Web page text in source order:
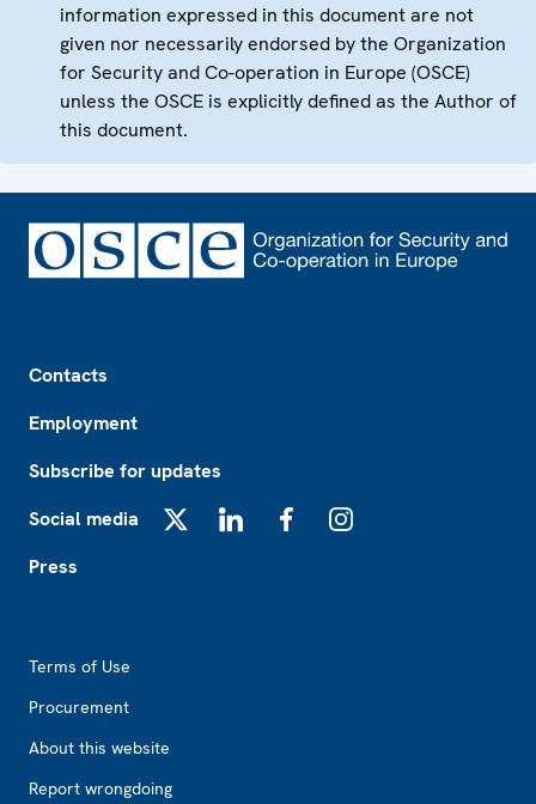
information expressed in this document are not
given nor necessarily endorsed by the Organization
for Security and Co-operation in Europe (OSCE)
unless the OSCE is explicitly defined as the Author of
this document.
Contacts
Employment
Subscribe for updates
Social media
Press
Terms of Use
Procurement
About this website
Report wrongdoing